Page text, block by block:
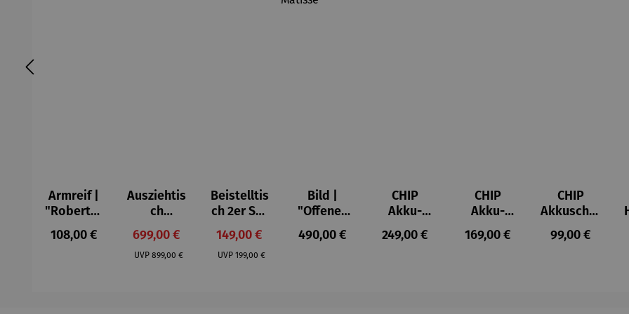
Armreif |
"Roberta"
– Anna
Mütz
Regulärer Preis:
108,00 €
Ausziehtis
ch
Aluminium
– Valor
Verkaufspreis:
699,00 €
UVP Regulärer Preis:
899,00 €
Beistelltis
ch 2er Set
– Dalias
Verkaufspreis:
149,00 €
UVP Regulärer Preis:
199,00 €
Bild |
"Offenes
Fenster in
Collioure"
Regulärer Preis:
490,00 €
CHIP
Akku-
Staubsau
ger
Regulärer Preis:
249,00 €
CHIP
Akku-
Staubsau
ger DS02
Regulärer Preis:
169,00 €
CHIP
Akkuschra
uber
Regulärer
99,00 €